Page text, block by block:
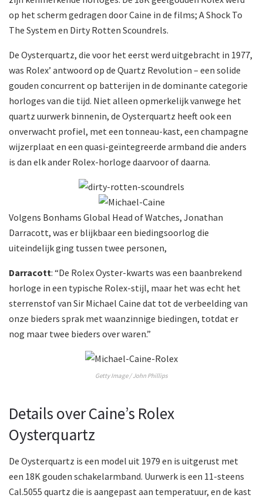
op het scherm gedragen door Caine in de films; A Shock To
The System en Dirty Rotten Scoundrels.
De Oysterquartz, die voor het eerst werd uitgebracht in 1977,
was Rolex’ antwoord op de Quartz Revolution – een solide
gouden concurrent op batterijen in de dominante categorie
horloges van die tijd. Niet alleen opmerkelijk vanwege het
quartz uurwerk binnenin, de Oysterquartz heeft ook een
onverwacht profiel, met een tonneau-kast, een champagne
wijzerplaat en een quasi-geïntegreerde armband die anders
is dan elk ander Rolex-horloge daarvoor of daarna.
Volgens Bonhams Global Head of Watches, Jonathan
Darracott, was er blijkbaar een biedingsoorlog die
uiteindelijk ging tussen twee personen,
Darracott: “De Rolex Oyster-kwarts was een baanbrekend
horloge in een typische Rolex-stijl, maar het was echt het
sterrenstof van Sir Michael Caine dat tot de verbeelding van
onze bieders sprak met waanzinnige biedingen, totdat er
nog maar twee bieders over waren.”
Getty Image / John Phillips
Details over Caine’s Rolex
Oysterquartz
De Oysterquartz is een model uit 1979 en is uitgerust met
een 18K gouden schakelarmband. Uurwerk is een 11-steens
Cal.5055 quartz die is aangepast aan temperatuur, en de kast